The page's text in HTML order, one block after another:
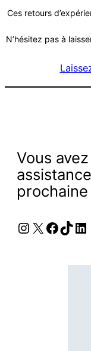
Ces retours
N’hésitez pas à
Vous
Instagram
X